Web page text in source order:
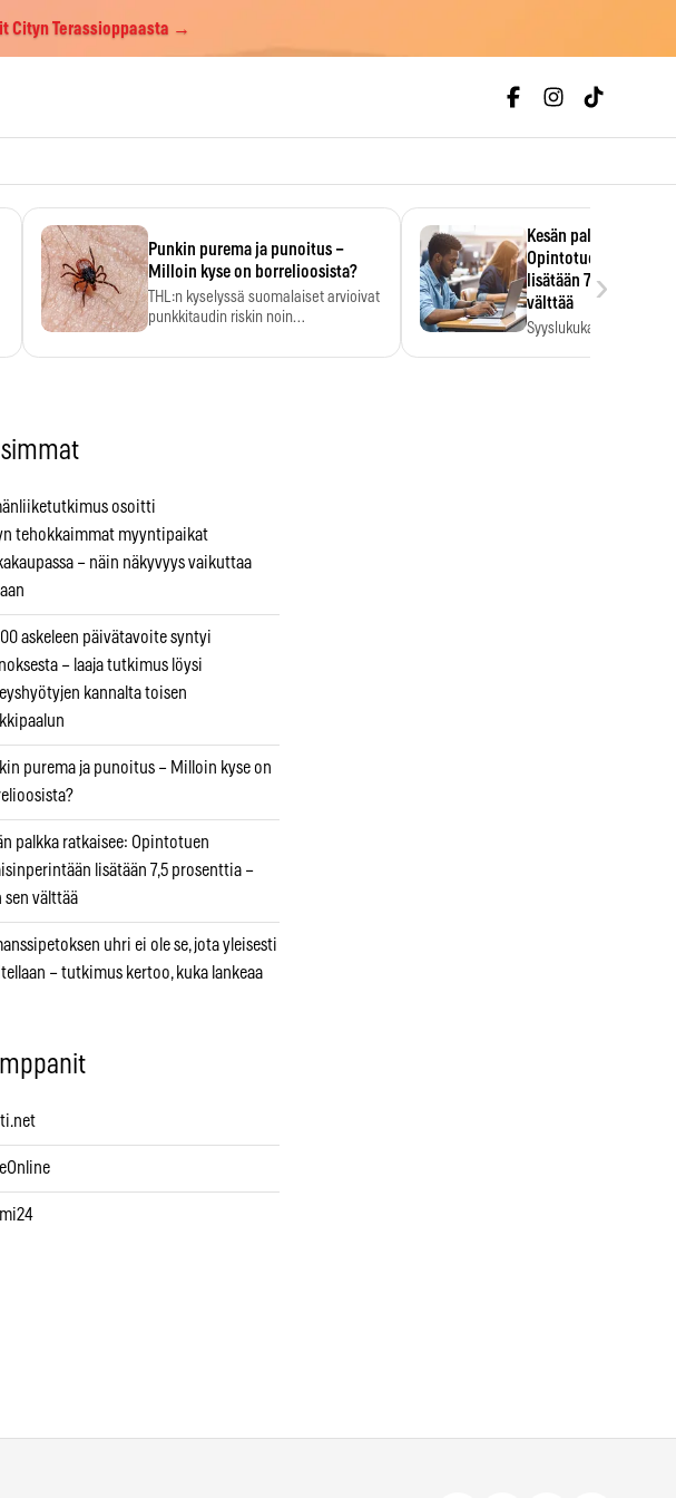
Cityn Terassioppaasta →
Punkin purema ja punoitus –
Milloin kyse on borrelioosista?
THL:n kyselyssä suomalaiset arvioivat
punkkitaudin riskin noin
Kesän palkka
Opintotuen
lisätään 7,5
välttää
Syyslukukauden
›
osoitti
tehokkaimmat myyntipaikat
– näin näkyvyys vaikuttaa
askeleen päivätavoite syntyi
– laaja tutkimus löysi
kannalta toisen
purema ja punoitus – Milloin kyse on
palkka ratkaisee: Opintotuen
lisätään 7,5 prosenttia –
sen välttää
uhri ei ole se, jota yleisesti
– tutkimus kertoo, kuka lankeaa